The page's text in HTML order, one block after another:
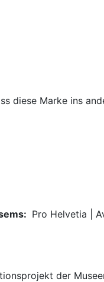
diese Marke ins
Pro Helvetia |
der